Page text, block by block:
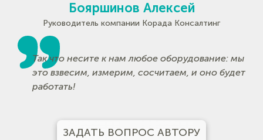
Бояршинов Алексей
Руководитель компании Корада Консалтинг
Так что несите к нам любое оборудование: мы
это взвесим, измерим, сосчитаем, и оно будет
работать!
ЗАДАТЬ ВОПРОС АВТОРУ